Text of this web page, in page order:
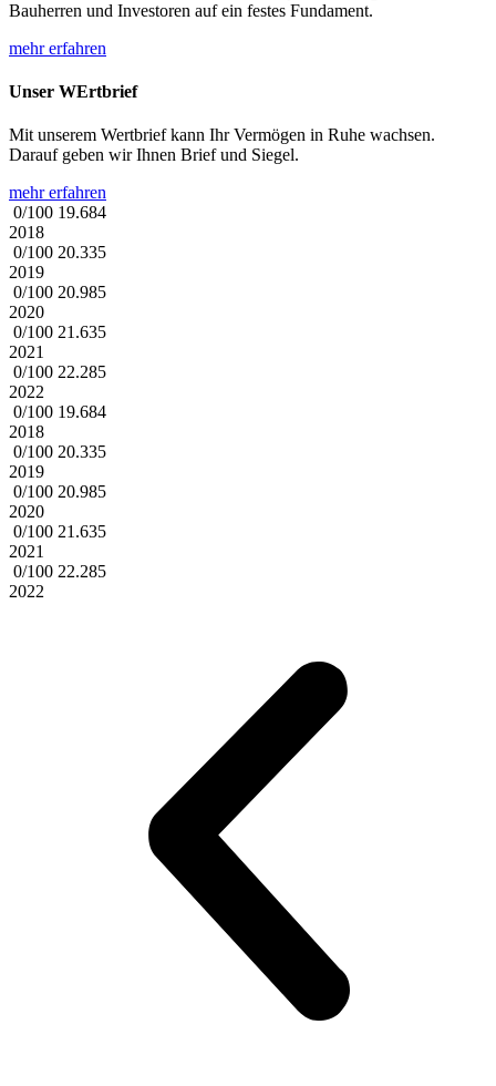
Bauherren und Investoren auf ein festes Fundament.
mehr erfahren
Unser WErtbrief
Mit unserem Wertbrief kann Ihr Vermögen in Ruhe wachsen.
Darauf geben wir Ihnen Brief und Siegel.
mehr erfahren
0/100 19.684
2018
0/100 20.335
2019
0/100 20.985
2020
0/100 21.635
2021
0/100 22.285
2022
0/100 19.684
2018
0/100 20.335
2019
0/100 20.985
2020
0/100 21.635
2021
0/100 22.285
2022